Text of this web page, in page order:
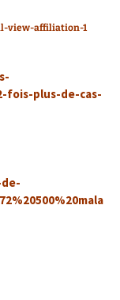
view-affiliation-1
fois-plus-de-cas-